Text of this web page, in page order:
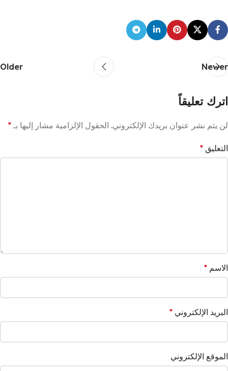
Newer
Older
اترك تعليقاً
لن يتم نشر عنوان بريدك الإلكتروني. الحقول الإلزامية مشار إليها بـ *
التعليق *
الاسم *
البريد الإلكتروني *
الموقع الإلكتروني